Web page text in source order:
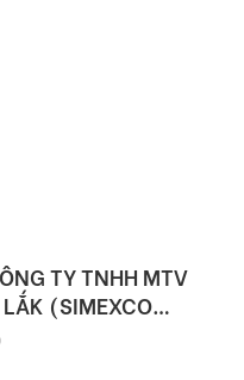
TY TNHH MTV
(SIMEXCO